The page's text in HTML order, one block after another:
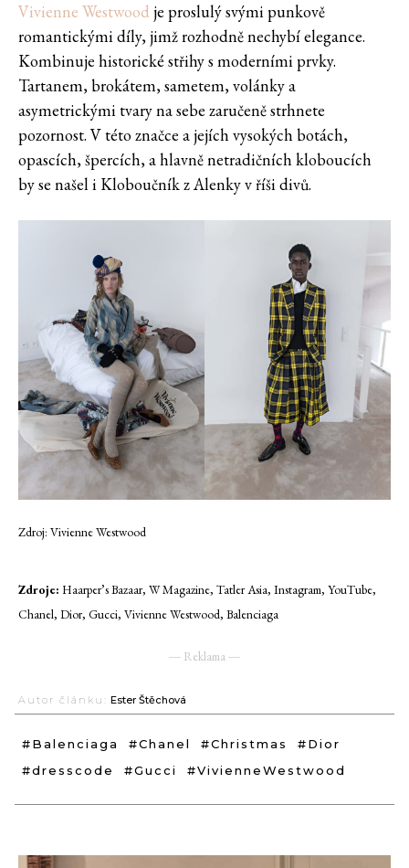
Vivienne Westwood je proslulý svými punkově
romantickými díly, jimž rozhodně nechybí elegance.
Kombinuje historické střihy s moderními prvky.
Tartanem, brokátem, sametem, volánky a
asymetrickými tvary na sebe zaručeně strhnete
pozornost. V této značce a jejích vysokých botách,
opascích, špercích, a hlavně netradičních kloboucích
by se našel i Kloboučník z Alenky v říši divů.
Zdroj: Vivienne Westwood
Zdroje: Haarper’s Bazaar, W Magazine, Tatler Asia, Instagram, YouTube,
Chanel, Dior, Gucci, Vivienne Westwood, Balenciaga
― Reklama ―
Autor článku: Ester Štěchová
#Balenciaga #Chanel #Christmas
#Dior
#dresscode
#Gucci #VivienneWestwood